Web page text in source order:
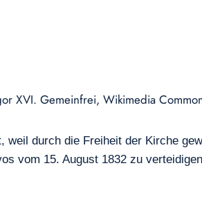
XVI. Gemeinfrei, Wikimedia
durch die Freiheit der Kirche
vom 15. August 1832 zu verteidigen